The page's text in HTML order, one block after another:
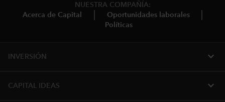
NUESTRA COMPAÑÍA:
Acerca de Capital
Oportunidades laborales
Políticas
INVERSIÓN expand_more
CAPITAL IDEAS expand_more